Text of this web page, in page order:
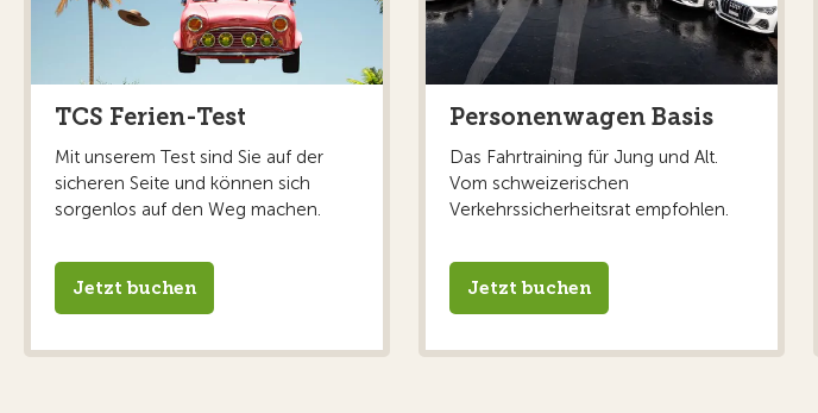
TCS Ferien-Test
Mit unserem Test sind Sie auf der
sicheren Seite und können sich
sorgenlos auf den Weg machen.
Jetzt buchen
Personenwagen Basis
Das Fahrtraining für Jung und Alt.
Vom schweizerischen
Verkehrssicherheitsrat empfohlen.
Jetzt buchen